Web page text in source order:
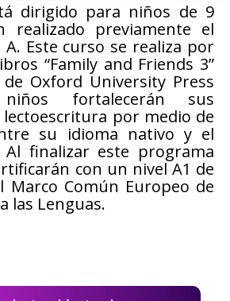
dirigido para niños de 9
realizado previamente el
A. Este curso se realiza por
“Family and Friends 3”
Oxford University Press
fortalecerán sus
lectoescritura por medio de
su idioma nativo y el
Al finalizar este programa
con un nivel A1 de
Marco Común Europeo de
las Lenguas.